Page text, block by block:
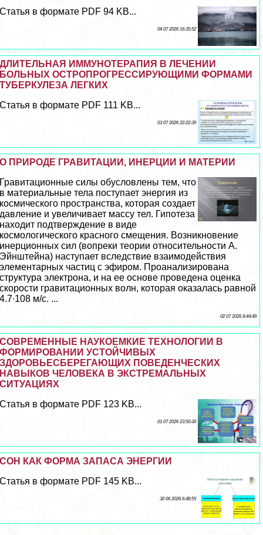
Статья в формате PDF 94 KB...
04 07 2026 16:35:52
ДЛИТЕЛЬНАЯ ИММУНОТЕРАПИЯ В ЛЕЧЕНИИ
БОЛЬНЫХ ОСТРОПРОГРЕССИРУЮЩИМИ ФОРМАМИ
ТУБЕРКУЛЕЗА ЛЕГКИХ
Статья в формате PDF 111 KB...
03 07 2026 22:22:39
О ПРИРОДЕ ГРАВИТАЦИИ, ИНЕРЦИИ И МАТЕРИИ
Гравитационные силы обусловлены тем, что
в материальные тела поступает энергия из
космического прострaнcтва, которая создает
давление и увеличивает массу тел. Гипотеза
находит подтверждение в виде
космологического красного смещения. Возникновение
инерционных сил (вопреки теории относительности А.
Эйнштейна) наступает вследствие взаимодействия
элементарных частиц с эфиром. Проанализирована
структура электрона, и на ее основе проведена оценка
скорости гравитационных волн, которая оказалась равной
4.7∙108 м/с. ...
02 07 2026 8:44:49
СОВРЕМЕННЫЕ НАУКОЕМКИЕ ТЕХНОЛОГИИ В
ФОРМИРОВАНИИ УСТОЙЧИВЫХ
ЗДОРОВЬЕСБЕРЕГАЮЩИХ ПОВЕДЕНЧЕСКИХ
НАВЫКОВ ЧЕЛОВЕКА В ЭКСТРЕМАЛЬНЫХ
СИТУАЦИЯХ
Статья в формате PDF 123 KB...
01 07 2026 23:50:30
СОН КАК ФОРМА ЗАПАСА ЭНЕРГИИ
Статья в формате PDF 145 KB...
30 06 2026 6:48:55